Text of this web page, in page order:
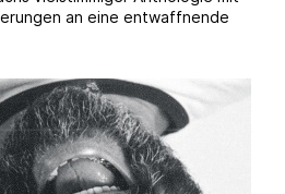
an eine entwaffnende